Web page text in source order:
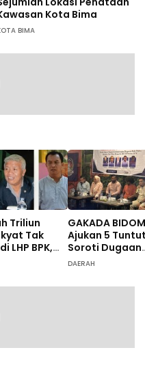
Kota Bima
BIMA
Triliun
Tak
LHP BPK,
PDIP DPRD
GAKADA BIDOM
Ajukan 5
Soroti Dugaan
DAERAH